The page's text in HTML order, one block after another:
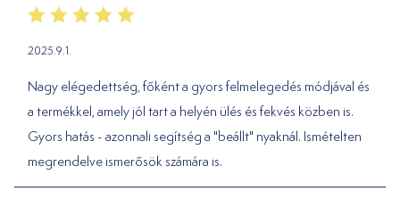
2025.9.1.
Nagy elégedettség, főként a gyors felmelegedés módjával és
a termékkel, amely jól tart a helyén ülés és fekvés közben is.
Gyors hatás - azonnali segítség a "beállt" nyaknál. Ismételten
megrendelve ismerősök számára is.